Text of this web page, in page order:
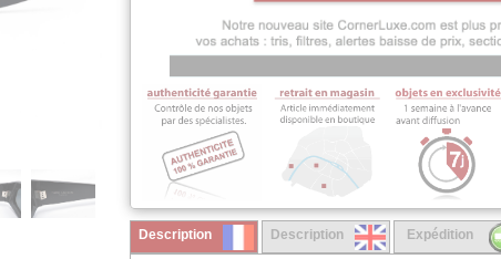
Description Description Expédition